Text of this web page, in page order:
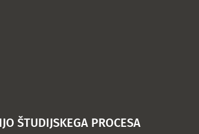
ŠTUDIJSKEGA PROCESA